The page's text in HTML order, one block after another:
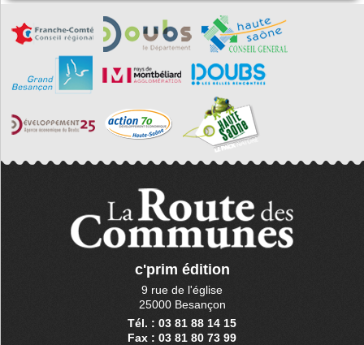
c'prim édition
9 rue de l'église
25000 Besançon
Tél. : 03 81 88 14 15
Fax : 03 81 80 73 99